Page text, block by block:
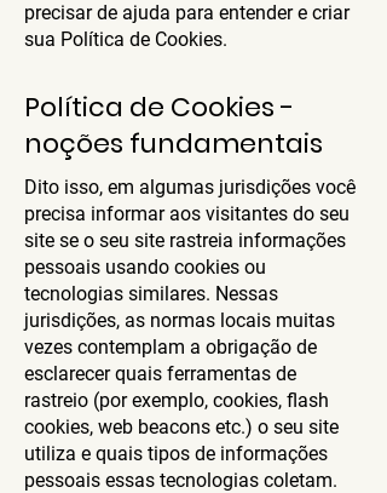
precisar de ajuda para entender e criar
sua Política de Cookies.
Política de Cookies -
noções fundamentais
Dito isso, em algumas jurisdições você
precisa informar aos visitantes do seu
site se o seu site rastreia informações
pessoais usando cookies ou
tecnologias similares. Nessas
jurisdições, as normas locais muitas
vezes contemplam a obrigação de
esclarecer quais ferramentas de
rastreio (por exemplo, cookies, flash
cookies, web beacons etc.) o seu site
utiliza e quais tipos de informações
pessoais essas tecnologias coletam.